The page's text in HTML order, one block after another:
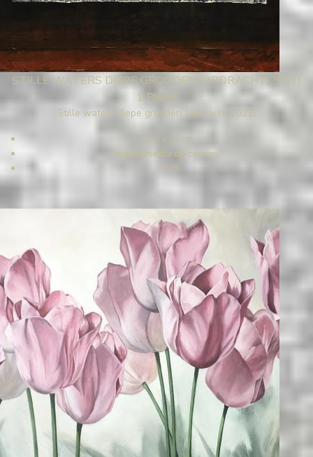
STILLE WATERS DIEPE GRONDEN (OPDRACHT 2021)
1 Photo
Stille waters diepe gronden (opdracht 2021)
110 x 77cm
mixed media op canvas
sold